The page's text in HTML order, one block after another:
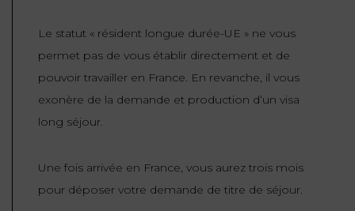
Le statut « résident longue durée-UE » ne vous
permet pas de vous établir directement et de
pouvoir travailler en France. En revanche, il vous
exonère de la demande et production d‘un visa
long séjour.
Une fois arrivée en France, vous aurez trois mois
pour déposer votre demande de titre de séjour.